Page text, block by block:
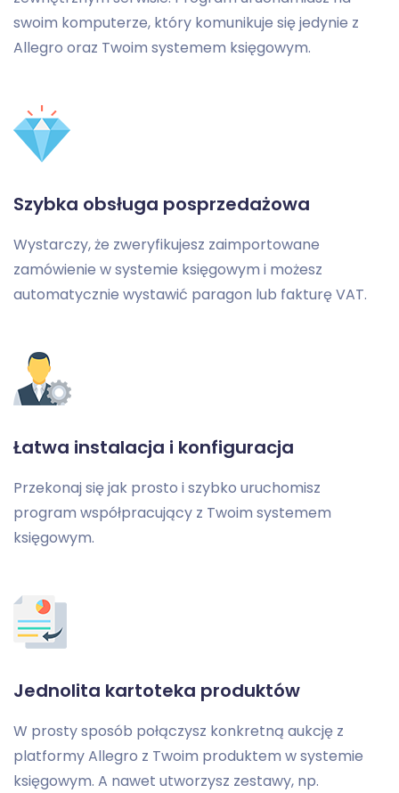
swoim komputerze, który komunikuje się jedynie z
Allegro oraz Twoim systemem księgowym.
Szybka obsługa posprzedażowa
Wystarczy, że zweryfikujesz zaimportowane
zamówienie w systemie księgowym i możesz
automatycznie wystawić paragon lub fakturę VAT.
Łatwa instalacja i konfiguracja
Przekonaj się jak prosto i szybko uruchomisz
program współpracujący z Twoim systemem
księgowym.
Jednolita kartoteka produktów
W prosty sposób połączysz konkretną aukcję z
platformy Allegro z Twoim produktem w systemie
księgowym. A nawet utworzysz zestawy, np.